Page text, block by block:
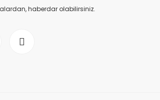
haberdar olabilirsiniz.